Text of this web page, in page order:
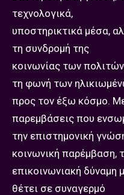
τεχνολογικά,
υποστηρικτικά μέσα,
τη συνδρομή της
κοινωνίας των
τη φωνή των
προς τον έξω κόσμο.
παρεμβάσεις που
την επιστημονική
κοινωνική παρέμβαση,
επικοινωνιακή δύναμη
θέτει σε συναγερμό